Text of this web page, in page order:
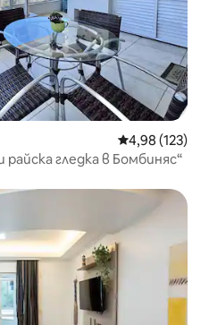
Средна
4,98 (123)
гледка в Бомбиняс“